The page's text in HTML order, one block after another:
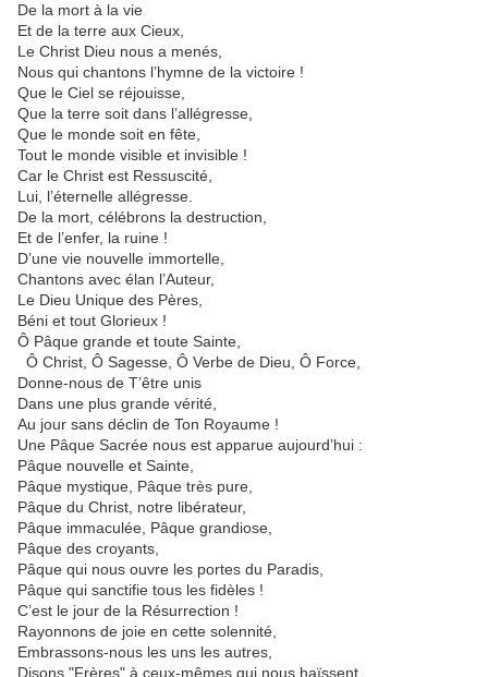
De la mort à la vie
Et de la terre aux Cieux,
Le Christ Dieu nous a menés,
Nous qui chantons l’hymne de la victoire !
Que le Ciel se réjouisse,
Que la terre soit dans l’allégresse,
Que le monde soit en fête,
Tout le monde visible et invisible !
Car le Christ est Ressuscité,
Lui, l’éternelle allégresse.
De la mort, célébrons la destruction,
Et de l’enfer, la ruine !
D’une vie nouvelle immortelle,
Chantons avec élan l’Auteur,
Le Dieu Unique des Pères,
Béni et tout Glorieux !
Ô Pâque grande et toute Sainte,
Ô Christ, Ô Sagesse, Ô Verbe de Dieu, Ô Force,
Donne-nous de T’être unis
Dans une plus grande vérité,
Au jour sans déclin de Ton Royaume !
Une Pâque Sacrée nous est apparue aujourd’hui :
Pâque nouvelle et Sainte,
Pâque mystique, Pâque très pure,
Pâque du Christ, notre libérateur,
Pâque immaculée, Pâque grandiose,
Pâque des croyants,
Pâque qui nous ouvre les portes du Paradis,
Pâque qui sanctifie tous les fidèles !
C’est le jour de la Résurrection !
Rayonnons de joie en cette solennité,
Embrassons-nous les uns les autres,
Disons "Frères" à ceux-mêmes qui nous haïssent,